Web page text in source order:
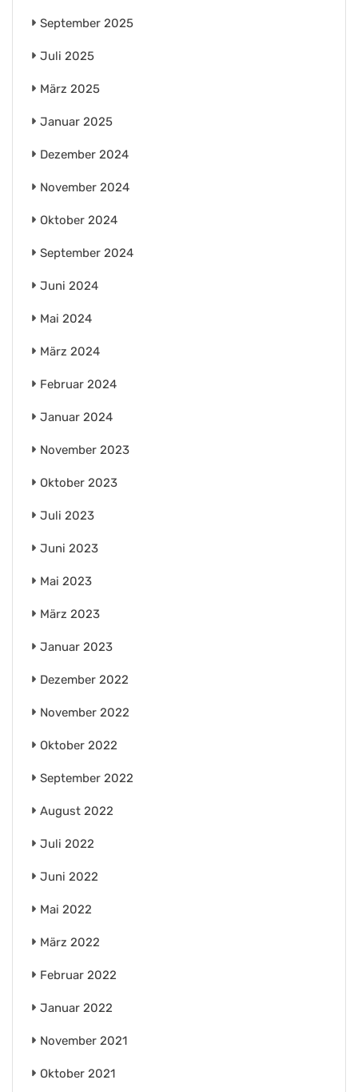
September 2025
Juli 2025
März 2025
Januar 2025
Dezember 2024
November 2024
Oktober 2024
September 2024
Juni 2024
Mai 2024
März 2024
Februar 2024
Januar 2024
November 2023
Oktober 2023
Juli 2023
Juni 2023
Mai 2023
März 2023
Januar 2023
Dezember 2022
November 2022
Oktober 2022
September 2022
August 2022
Juli 2022
Juni 2022
Mai 2022
März 2022
Februar 2022
Januar 2022
November 2021
Oktober 2021